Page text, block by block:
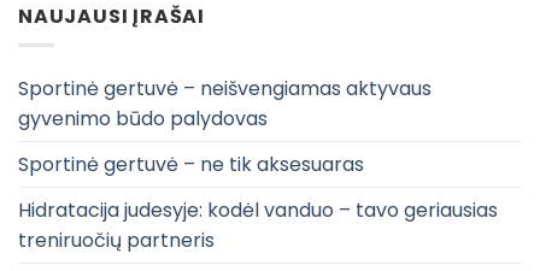
NAUJAUSI ĮRAŠAI
Sportinė gertuvė – neišvengiamas aktyvaus
gyvenimo būdo palydovas
Sportinė gertuvė – ne tik aksesuaras
Hidratacija judesyje: kodėl vanduo – tavo geriausias
treniruočių partneris